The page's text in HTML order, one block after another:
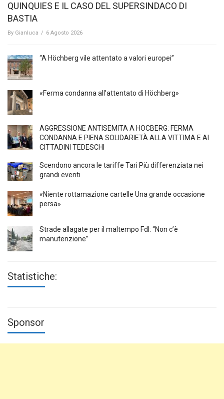
QUINQUIES E IL CASO DEL SUPERSINDACO DI
BASTIA
By Gianluca / 6 Agosto 2026
“A Höchberg vile attentato a valori europei”
«Ferma condanna all’attentato di Höchberg»
AGGRESSIONE ANTISEMITA A HÖCBERG: FERMA
CONDANNA E PIENA SOLIDARIETÀ ALLA VITTIMA E AI
CITTADINI TEDESCHI
Scendono ancora le tariffe Tari Più differenziata nei
grandi eventi
«Niente rottamazione cartelle Una grande occasione
persa»
Strade allagate per il maltempo FdI: “Non c’è
manutenzione”
Statistiche:
Sponsor